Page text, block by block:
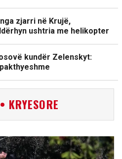
zjarri në Krujë,
ushtria me helikopter
kundër Zelenskyt:
KRYESORE